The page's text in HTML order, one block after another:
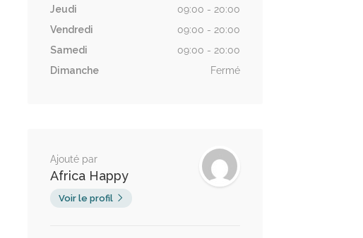
Jeudi
09:00 - 20:00
Vendredi
09:00 - 20:00
Samedi
09:00 - 20:00
Dimanche
Fermé
Ajouté par
Africa Happy
Voir le profil